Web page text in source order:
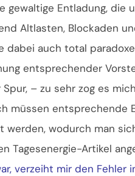
gewaltige Entladung,
Altlasten, Blockaden
dabei auch total
entsprechender
– zu sehr zog es
müssen entsprechende
werden, wodurch man
Tagesenergie-Artikel
verzeiht mir den Fehler